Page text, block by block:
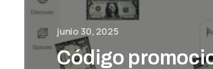
junio 30, 2025
Código